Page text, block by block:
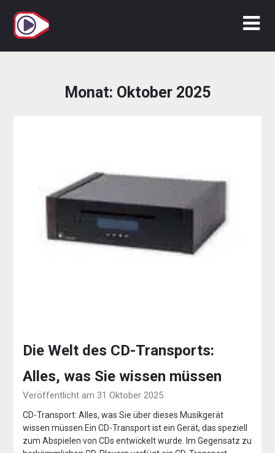
Inhalt
springen
Monat: Oktober 2025
Die Welt des CD-Transports:
Alles, was Sie wissen müssen
Veröffentlicht am 31 Oktober 2025
CD-Transport: Alles, was Sie über dieses Musikgerät
wissen müssen Ein CD-Transport ist ein Gerät, das speziell
zum Abspielen von CDs entwickelt wurde. Im Gegensatz zu